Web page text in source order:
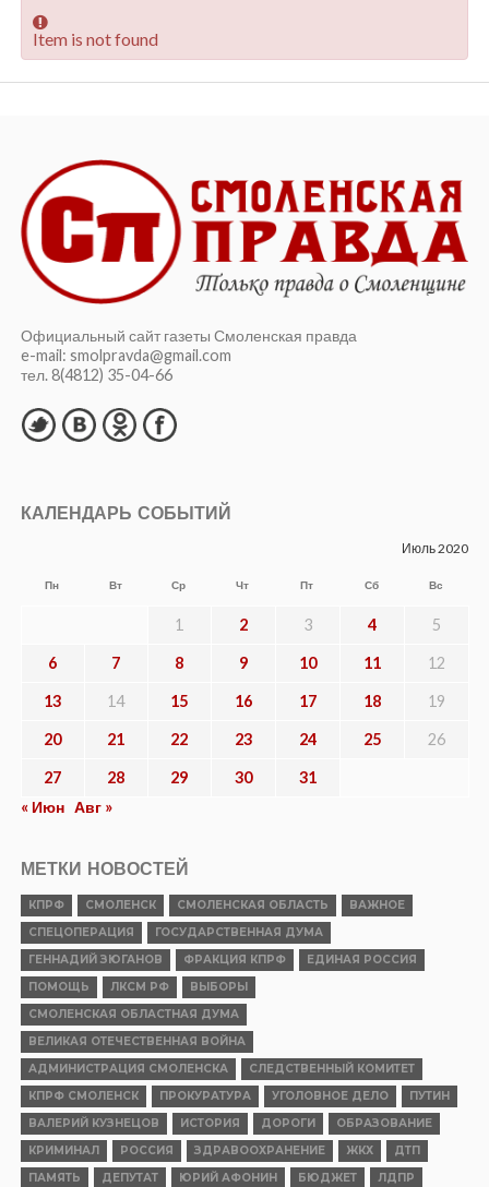
Item is not found
Официальный сайт газеты Смоленская правда
e-mail: smolpravda@gmail.com
тел. 8(4812) 35-04-66
КАЛЕНДАРЬ СОБЫТИЙ
Июль 2020
Пн Вт Ср Чт Пт Сб Вс
1 2 3 4 5
6 7 8 9 10 11 12
13 14 15 16 17 18 19
20 21 22 23 24 25 26
27 28 29 30
31
« Июн Авг »
МЕТКИ НОВОСТЕЙ
КПРФ СМОЛЕНСК СМОЛЕНСКАЯ ОБЛАСТЬ
ВАЖНОЕ
СПЕЦОПЕРАЦИЯ
ГОСУДАРСТВЕННАЯ ДУМА
ГЕННАДИЙ ЗЮГАНОВ
ФРАКЦИЯ КПРФ
ЕДИНАЯ РОССИЯ
ПОМОЩЬ
ЛКСМ РФ
ВЫБОРЫ
СМОЛЕНСКАЯ ОБЛАСТНАЯ ДУМА
ВЕЛИКАЯ ОТЕЧЕСТВЕННАЯ ВОЙНА
АДМИНИСТРАЦИЯ СМОЛЕНСКА
СЛЕДСТВЕННЫЙ КОМИТЕТ
КПРФ СМОЛЕНСК
ПРОКУРАТУРА УГОЛОВНОЕ ДЕЛО
ПУТИН
ВАЛЕРИЙ КУЗНЕЦОВ
ИСТОРИЯ ДОРОГИ
ОБРАЗОВАНИЕ
КРИМИНАЛ
РОССИЯ ЗДРАВООХРАНЕНИЕ ЖКХ
ДТП
ПАМЯТЬ
ДЕПУТАТ ЮРИЙ АФОНИН БЮДЖЕТ ЛДПР